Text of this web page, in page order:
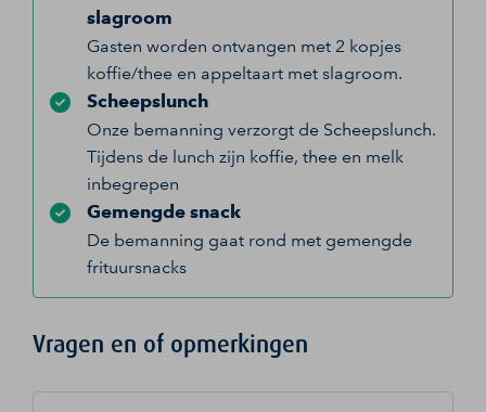
slagroom
Gasten worden ontvangen met 2 kopjes
koffie/thee en appeltaart met slagroom.
Scheepslunch
Onze bemanning verzorgt de Scheepslunch.
Tijdens de lunch zijn koffie, thee en melk
inbegrepen
Gemengde snack
De bemanning gaat rond met gemengde
frituursnacks
Vragen en of opmerkingen